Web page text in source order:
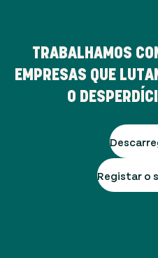
TRABALHAMOS
EMPRESAS QUE
O
Registar o